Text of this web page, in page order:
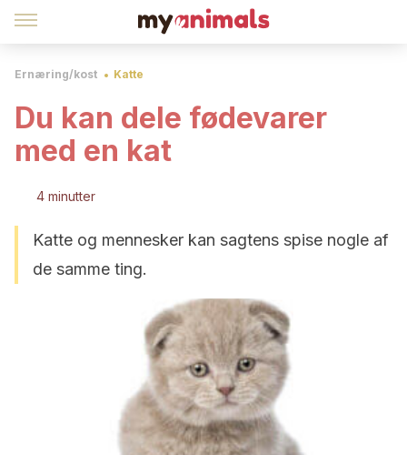
Ernæring/kost Katte
Du kan dele fødevarer
med en kat
4 minutter
Katte og mennesker kan sagtens spise nogle af
de samme ting.